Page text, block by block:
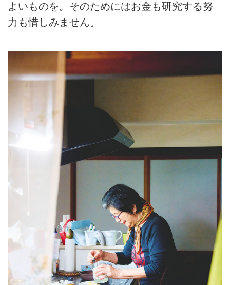
よいものを。そのためにはお金も研究する努
力も惜しみません。